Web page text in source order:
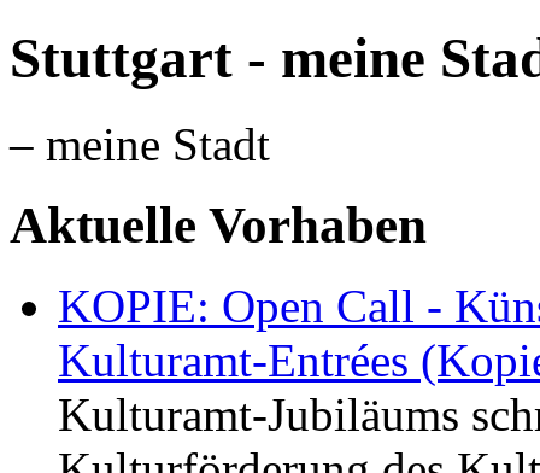
Stuttgart - meine
– meine Stadt
Aktuelle Vorhaben
KOPIE: Open Call -
Kulturamt-Entrées
Kulturamt-Jubiläums